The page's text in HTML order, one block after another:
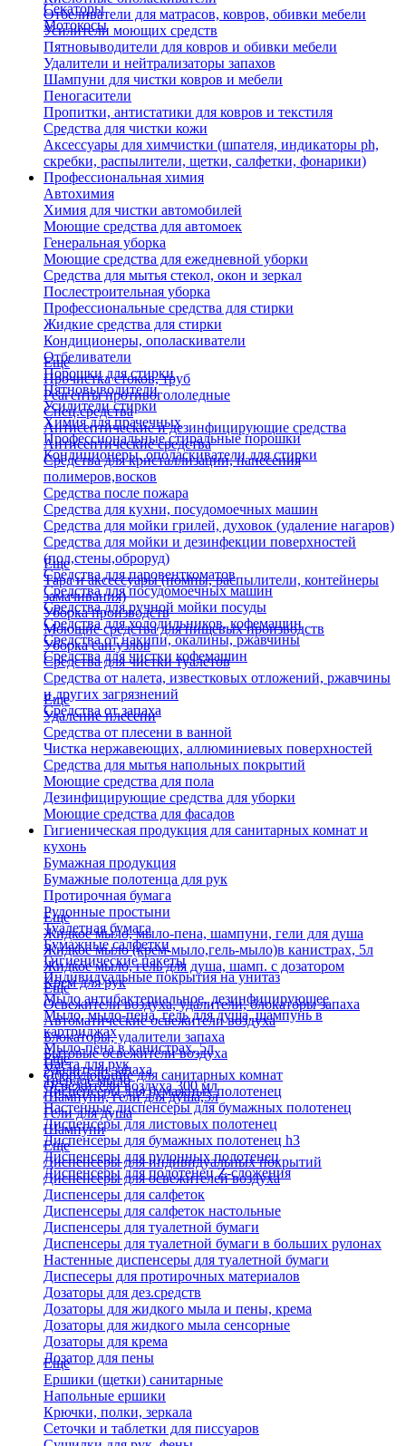
Секаторы
Мотокосы
Отбеливатели для матрасов, ковров, обивки мебели
Усилители моющих средств
Пятновыводители для ковров и обивки мебели
Удалители и нейтрализаторы запахов
Шампуни для чистки ковров и мебели
Пеногасители
Пропитки, антистатики для ковров и текстиля
Средства для чистки кожи
Аксессуары для химчистки (шпателя, индикаторы ph,
скребки, распылители, щетки, салфетки, фонарики)
Профессиональная химия
Автохимия
Химия для чистки автомобилей
Моющие средства для автомоек
Генеральная уборка
Моющие средства для ежедневной уборки
Средства для мытья стекол, окон и зеркал
Послестроительная уборка
Профессиональные средства для стирки
Жидкие средства для стирки
Кондиционеры, ополаскиватели
Отбеливатели
Порошки для стирки
Пятновыводители
Усилители стирки
Химия для прачечных
Профессиональные стиральные порошки
Кондиционеры, ополаскиватели для стирки
Еще
Прочистка стоков, труб
Реагенты противогололедные
Спец.средства
Антисептические и дезинфицирующие средства
Антисептические средства
Средства для кристаллизации, нанесения
полимеров,восков
Средства после пожара
Средства для кухни, посудомоечных машин
Средства для мойки грилей, духовок (удаление нагаров)
Средства для мойки и дезинфекции поверхностей
(пол,стены,оброруд)
Средства для паровенткоматов
Средства для посудомоечных машин
Средства для ручной мойки посуды
Средства для холодильников, кофемашин
Средства от накипи, окалины, ржавчины
Средства для чистки кофемашин
Еще
Тара и аксессуары (помпы, распылители, контейнеры
замачивания)
Уборка производств
Моющие средства для пищевых производств
Уборка сан.узлов
Средства для чистки туалетов
Средства от налета, известковых отложений, ржавчины
и других загрязнений
Средства от запаха
Еще
Удаление плесени
Средства от плесени в ванной
Чистка нержавеющих, аллюминиевых поверхностей
Средства для мытья напольных покрытий
Моющие средства для пола
Дезинфицирующие средства для уборки
Моющие средства для фасадов
Гигиеническая продукция для санитарных комнат и
кухонь
Бумажная продукция
Бумажные полотенца для рук
Протирочная бумага
Рулонные простыни
Туалетная бумага
Бумажные салфетки
Гигиенические пакеты
Индивидуальные покрытия на унитаз
Еще
Жидкое мыло, мыло-пена, шампуни, гели для душа
Жидкое мыло (крем-мыло,гель-мыло)в канистрах, 5л
Жидкое мыло, гель для душа, шамп. с дозатором
Крем для рук
Мыло антибактериальное, дезинфицирующее
Мыло, мыло-пена, гель для душа, шампунь в
картриджах
Мыло-пена в канистрах, 5л
Паста для рук
Твердое мыло
Шампуни, гели для душа,5л
Гели для душа
Шампуни
Еще
Освежители воздуха, удалители, блокаторы запаха
Автоматические освежители воздуха
Блокаторы, удалители запаха
Бытовые освежители воздуха
Удалители запаха
Освежители воздуха 300 мл
Еще
Оборудование для санитарных комнат
Диспенсеры для бумажных полотенец
Настенные диспенсеры для бумажных полотенец
Диспенсеры для листовых полотенец
Диспенсеры для бумажных полотенец h3
Диспенсеры для рулонных полотенец
Диспенсеры для полотенец Z-сложения
Еще
Диспенсеры для индивидуальных покрытий
Диспенсеры для освежителей воздуха
Диспенсеры для салфеток
Диспенсеры для салфеток настольные
Диспенсеры для туалетной бумаги
Диспенсеры для туалетной бумаги в больших рулонах
Настенные диспенсеры для туалетной бумаги
Диспесеры для протирочных материалов
Дозаторы для дез.средств
Дозаторы для жидкого мыла и пены, крема
Дозаторы для жидкого мыла сенсорные
Дозаторы для крема
Дозатор для пены
Еще
Ершики (щетки) санитарные
Напольные ершики
Крючки, полки, зеркала
Сеточки и таблетки для писсуаров